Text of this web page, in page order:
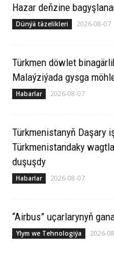
Hazar deňzine
Dünýä täzelikleri 2026-08-07
Türkmen döwlet
Malaýziýada gysga
Habarlar 2026-08-07
Türkmenistanyň Daşary
Türkmenistandaky
duşuşdy
Habarlar 2026-08-07
“Airbus” uçarlarynyň
Ylym we Tehnologiýa 2026-